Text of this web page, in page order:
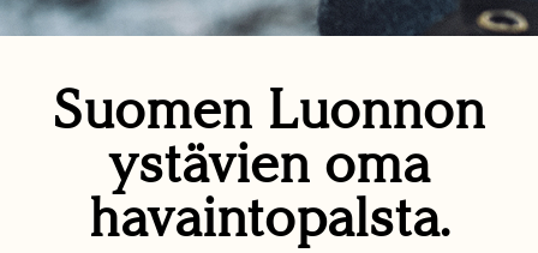
Suomen Luonnon
ystävien oma
havaintopalsta.